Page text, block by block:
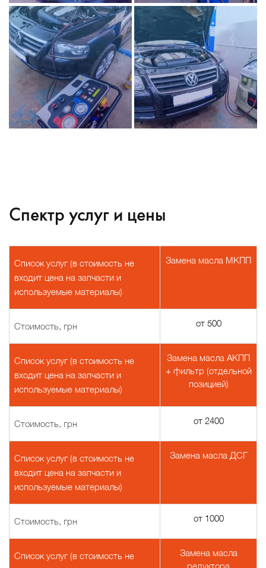
Спектр услуг и цены
Список услуг (в стоимость не
входит цена на запчасти и
используемые материалы)
Замена масла МКПП
Стоимость, грн от 500
Список услуг (в стоимость не
входит цена на запчасти и
используемые материалы)
Замена масла АКПП
+ фильтр (отдельной
позицией)
Стоимость, грн от 2400
Список услуг (в стоимость не
входит цена на запчасти и
используемые материалы)
Замена масла ДСГ
Стоимость, грн от 1000
Список услуг (в стоимость не
Замена масла
редуктора